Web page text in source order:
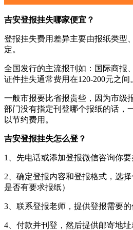
吉安登报挂失哪家便宜？
登报挂失费用差异主要由报纸类型
定。
全国发行的主流报刊如：国际商报
证件挂失通常费用在120-200元之间
一般市报要比省报贵些，因为市级
部门没有指定刊登哪个报纸的话，
以节约费用。
吉安登报挂失怎么登？
1、先电话或添加登报微信咨询你
2、确定登报内容和登报格式，选
是否有要求报纸）
3、联系登报老师，提供登报需要
4、付款并刊登，然后提供邮寄地址